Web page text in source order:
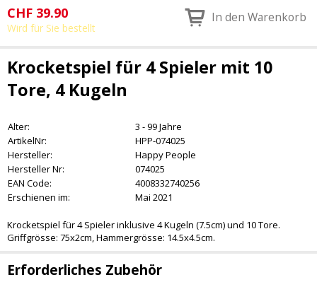
CHF 39.90
Wird für Sie bestellt
In den Warenkorb
Krocketspiel für 4 Spieler mit 10
Tore, 4 Kugeln
Alter:
3 - 99 Jahre
ArtikelNr:
HPP-074025
Hersteller:
Happy People
Hersteller Nr:
074025
EAN Code:
4008332740256
Erschienen im:
Mai 2021
Krocketspiel für 4 Spieler inklusive 4 Kugeln (7.5cm) und 10 Tore.
Griffgrösse: 75x2cm, Hammergrösse: 14.5x4.5cm.
Erforderliches Zubehör